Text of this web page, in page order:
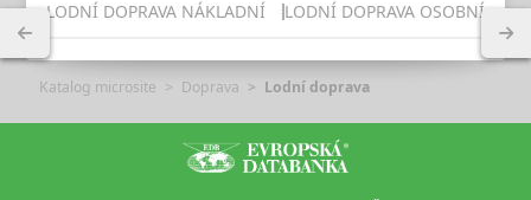
LODNÍ DOPRAVA NÁKLADNÍ LODNÍ DOPRAVA OSOBNÍ
Katalog microsite Doprava Lodní doprava